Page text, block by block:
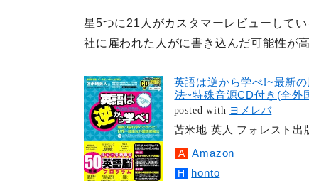
星5つに21人がカスタマーレビューして
社に雇われた人がに書き込んだ可能性が高
英語は逆から学べ!~最新
法~特殊音源CD付き(全外
posted with ヨメレバ
苫米地 英人 フォレスト出
Amazon
honto